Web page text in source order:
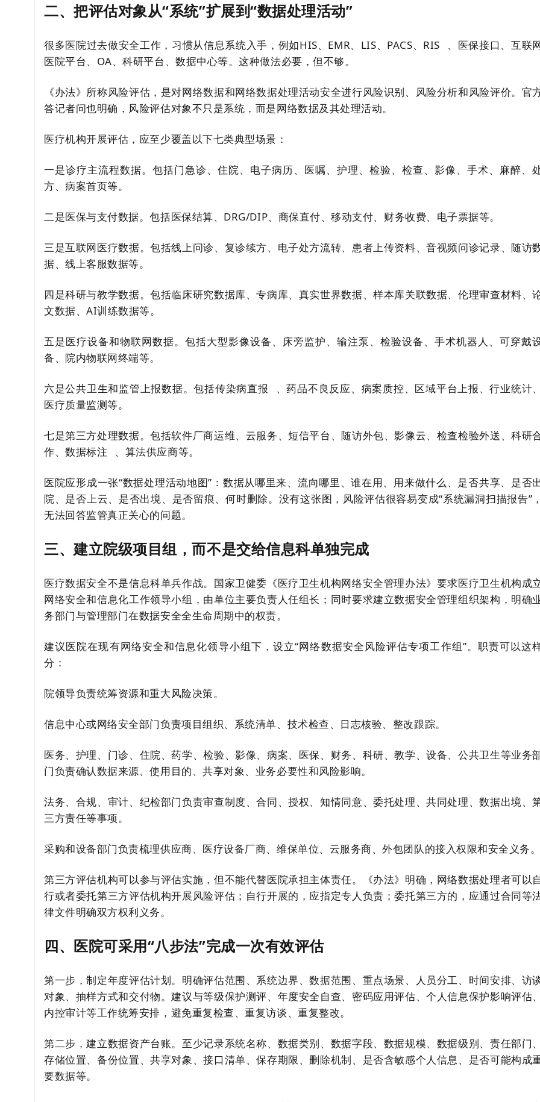
二、把评估对象从“系统”扩展到“数据处理活动”
很多医院过去做安全工作，习惯从信息系统入手，例如HIS、EMR、LIS、PACS、 RIS
、医保接口、互联
医院平台、OA、科研平台、数据中心等。这种做法必要，但不够。
《办法》所称风险评估，是对网络数据和网络数据处理活动安全进行风险识别、风险分析和风险评价。官
答记者问也明确，风险评估对象不只是系统，而是网络数据及其处理活动。
医疗机构开展评估，应至少覆盖以下七类典型场景：
一是诊疗主流程数据。包括门急诊、住院、电子病历、医嘱、护理、检验、检查、影像、手术、麻醉、
方、病案首页等。
二是医保与支付数据。包括医保结算、DRG/DIP、商保直付、移动支付、财务收费、电子票据等。
三是互联网医疗数据。包括线上问诊、复诊续方、电子处方流转、患者上传资料、音视频问诊记录、随访
据、线上客服数据等。
四是科研与教学数据。包括临床研究数据库、专病库、真实世界数据、样本库关联数据、伦理审查材料、
文数据、AI训练数据等。
五是医疗设备和物联网数据。包括大型影像设备、床旁监护、输注泵、检验设备、手术机器人、可穿戴
备、院内物联网终端等。
六是公共卫生和监管上报数据。包括传染病直报
、药品不良反应、病案质控、区域平台上报、行业统计、
医疗质量监测等。
七是第三方处理数据。包括软件厂商运维、云服务、短信平台、随访外包、影像云、检查检验外送、科研
作、数据标注 、算法供应商等。
医院应形成一张“数据处理活动地图”：数据从哪里来、流向哪里、谁在用、用来做什么、是否共享、是否
院、是否上云、是否出境、是否留痕、何时删除。没有这张图，风险评估很容易变成“系统漏洞扫描报告”，
无法回答监管真正关心的问题。
三、建立院级项目组，而不是交给信息科单独完成
医疗数据安全不是信息科单兵作战。国家卫健委《医疗卫生机构网络安全管理办法》要求医疗卫生机构成
网络安全和信息化工作领导小组，由单位主要负责人任组长；同时要求建立数据安全管理组织架构，明确
务部门与管理部门在数据安全全生命周期中的权责。
建议医院在现有网络安全和信息化领导小组下，设立“网络数据安全风险评估专项工作组”。职责可以这
分：
院领导负责统筹资源和重大风险决策。
信息中心或网络安全部门负责项目组织、系统清单、技术检查、日志核验、整改跟踪。
医务、护理、门诊、住院、药学、检验、影像、病案、医保、财务、科研、教学、设备、公共卫生等业务
门负责确认数据来源、使用目的、共享对象、业务必要性和风险影响。
法务、合规、审计、纪检部门负责审查制度、合同、授权、知情同意、委托处理、共同处理、数据出境、
三方责任等事项。
采购和设备部门负责梳理供应商、医疗设备厂商、维保单位、云服务商、外包团队的接入权限和安全义务。
第三方评估机构可以参与评估实施，但不能代替医院承担主体责任。《办法》明确，网络数据处理者可以
行或者委托第三方评估机构开展风险评估；自行开展的，应指定专人负责；委托第三方的，应通过合同等
律文件明确双方权利义务。
四、医院可采用“八步法”完成一次有效评估
第一步，制定年度评估计划。明确评估范围、系统边界、数据范围、重点场景、人员分工、时间安排、访
对象、抽样方式和交付物。建议与等级保护测评、年度安全自查、密码应用评估、个人信息保护影响评估、
内控审计等工作统筹安排，避免重复检查、重复访谈、重复整改。
第二步，建立数据资产台账。至少记录系统名称、数据类别、数据字段、数据规模、数据级别、责任部门、
存储位置、备份位置、共享对象、接口清单、保存期限、删除机制、是否含敏感个人信息、是否可能构成
要数据等。